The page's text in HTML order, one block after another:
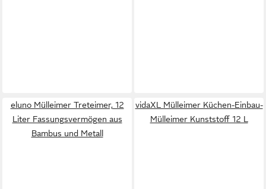
eluno Mülleimer Treteimer, 12
Liter Fassungsvermögen aus
Bambus und Metall
vidaXL Mülleimer Küchen-Einbau-
Mülleimer Kunststoff 12 L